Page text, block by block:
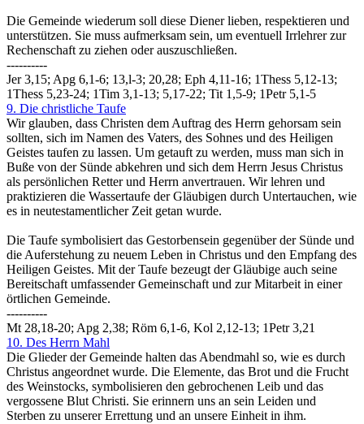
Die Gemeinde wiederum soll diese Diener lieben, respektieren und
unterstützen. Sie muss aufmerksam sein, um eventuell Irrlehrer zur
Rechenschaft zu ziehen oder auszuschließen.
----------
Jer 3,15; Apg 6,1-6; 13,l-3; 20,28; Eph 4,11-16; 1Thess 5,12-13;
1Thess 5,23-24; 1Tim 3,1-13; 5,17-22; Tit 1,5-9; 1Petr 5,1-5
9. Die christliche Taufe
Wir glauben, dass Christen dem Auftrag des Herrn gehorsam sein
sollten, sich im Namen des Vaters, des Sohnes und des Heiligen
Geistes taufen zu lassen. Um getauft zu werden, muss man sich in
Buße von der Sünde abkehren und sich dem Herrn Jesus Christus
als persönlichen Retter und Herrn anvertrauen. Wir lehren und
praktizieren die Wassertaufe der Gläubigen durch Untertauchen, wie
es in neutestamentlicher Zeit getan wurde.
Die Taufe symbolisiert das Gestorbensein gegenüber der Sünde und
die Auferstehung zu neuem Leben in Christus und den Empfang des
Heiligen Geistes. Mit der Taufe bezeugt der Gläubige auch seine
Bereitschaft umfassender Gemeinschaft und zur Mitarbeit in einer
örtlichen Gemeinde.
----------
Mt 28,18-20; Apg 2,38; Röm 6,1-6, Kol 2,12-13; 1Petr 3,21
10. Des Herrn Mahl
Die Glieder der Gemeinde halten das Abendmahl so, wie es durch
Christus angeordnet wurde. Die Elemente, das Brot und die Frucht
des Weinstocks, symbolisieren den gebrochenen Leib und das
vergossene Blut Christi. Sie erinnern uns an sein Leiden und
Sterben zu unserer Errettung und an unsere Einheit in ihm.